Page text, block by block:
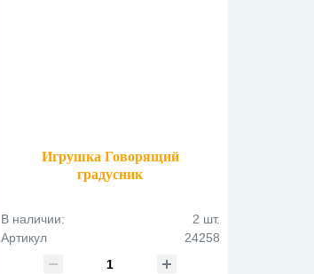
Игрушка Говорящий
градусник
В наличии:
2 шт.
Артикул
24258